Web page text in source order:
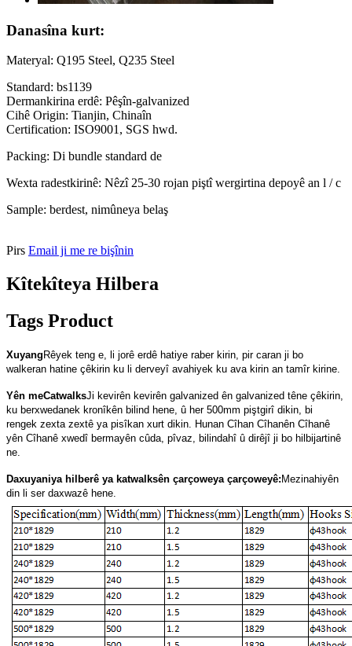
Danasîna kurt:
Materyal: Q195 Steel, Q235 Steel
Standard: bs1139
Dermankirina erdê: Pêşîn-galvanized
Cihê Origin: Tianjin, Chinaîn
Certification: ISO9001, SGS hwd.
Packing: Di bundle standard de
Wexta radestkirinê: Nêzî 25-30 rojan piştî wergirtina depoyê an l / c
Sample: berdest, nimûneya belaş
Pirs Email ji me re bişînin
Kîtekîteya Hilbera
Tags Product
Xuyang Rêyek teng e, li jorê erdê hatiye raber kirin, pir caran ji bo
walkeran hatine çêkirin ku li derveyî avahiyek ku ava kirin an tamîr kirine.
Yên meCatwalksJi kevirên kevirên galvanized ên galvanized têne çêkirin,
ku berxwedanek kronîkên bilind hene, û her 500mm piştgirî dikin, bi
rengek zexta zextê ya pisîkan xurt dikin. Hunan Cîhan Cîhanên Cîhanê
yên Cîhanê xwedî bermayên cûda, pîvaz, bilindahî û dirêjî ji bo hilbijartinê
ne.
Daxuyaniya hilberê ya katwalksên çarçoweya çarçoweyê: Mezinahiyên
din li ser daxwazê ​​hene.